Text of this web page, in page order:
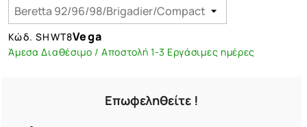
Κώδ.SHWT8Vega
Άμεσα Διαθέσιμο / Αποστολή 1-3 Εργάσιμες ημέρες
Επωφεληθείτε !